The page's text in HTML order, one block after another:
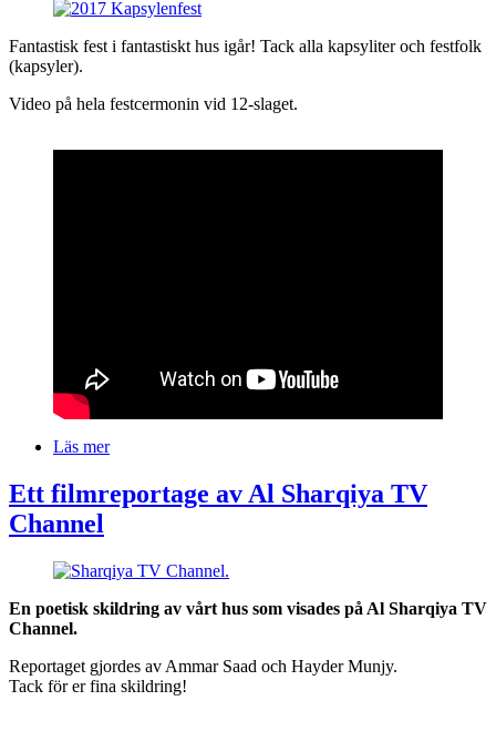
Text
Fantastisk fest i fantastiskt hus igår! Tack alla kapsyliter och festfolk
(kapsyler).
Video på hela festcermonin vid 12-slaget.
Läs merom
Ett filmreportage av Al Sharqiya TV
Channel
Text
En poetisk skildring av vårt hus som visades på Al Sharqiya TV
Channel.
Reportaget gjordes av Ammar Saad och Hayder Munjy.
Tack för er fina skildring!